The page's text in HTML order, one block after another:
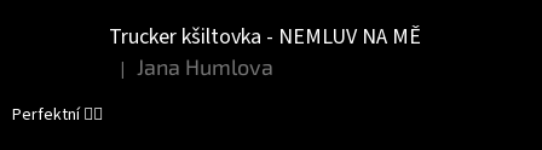
Trucker kšiltovka - NEMLUV NA MĚ
Hodnocení produktu je 5 z 5 hvězdiček.
| Jana Humlova
Perfektní 👌🏻